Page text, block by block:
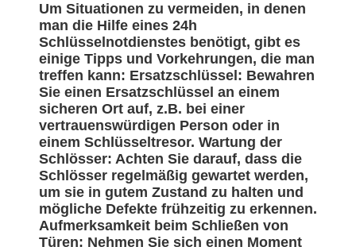
Um Situationen zu vermeiden, in denen
man die Hilfe eines 24h
Schlüsselnotdienstes benötigt, gibt es
einige Tipps und Vorkehrungen, die man
treffen kann: Ersatzschlüssel: Bewahren
Sie einen Ersatzschlüssel an einem
sicheren Ort auf, z.B. bei einer
vertrauenswürdigen Person oder in
einem Schlüsseltresor. Wartung der
Schlösser: Achten Sie darauf, dass die
Schlösser regelmäßig gewartet werden,
um sie in gutem Zustand zu halten und
mögliche Defekte frühzeitig zu erkennen.
Aufmerksamkeit beim Schließen von
Türen: Nehmen Sie sich einen Moment